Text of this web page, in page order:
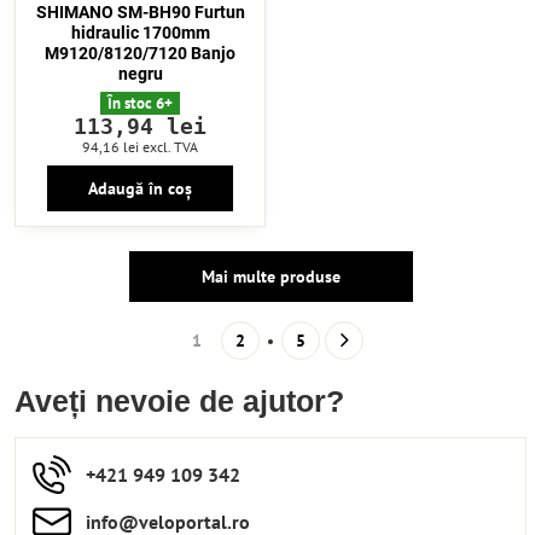
SHIMANO SM-BH90 Furtun
hidraulic 1700mm
M9120/8120/7120 Banjo
negru
În stoc 6+
113,94 lei
94,16 lei excl. TVA
Adaugă în coș
Mai multe produse
1 2 5
Aveți nevoie de ajutor?
+421 949 109 342
info​​@veloportal​.ro